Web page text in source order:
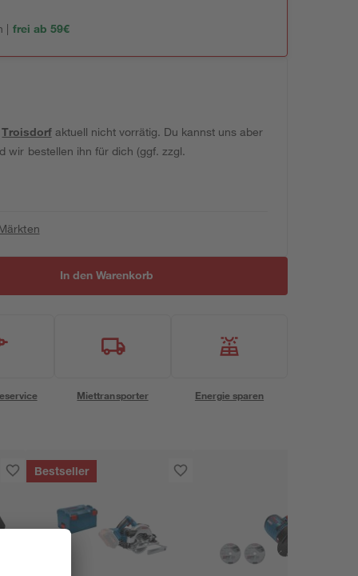
| frei ab 59€
Troisdorfaktuell nicht vorrätig. Du kannst uns aber
wir bestellen ihn für dich (ggf. zzgl.
In den Warenkorb
Miettransporter Energie sparen
Bestseller